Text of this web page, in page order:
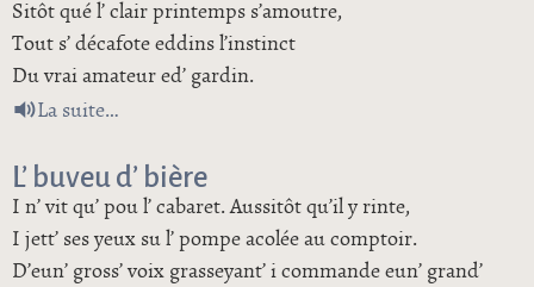
Sitôt qué l’ clair printemps s’amoutre,
Tout s’ décafote eddins l’instinct
Du vrai amateur ed’ gardin.
La suitede L’ canchon des brouettes
L’ buveu d’ bière
I n’ vit qu’ pou l’ cabaret. Aussitôt qu’il y rinte,
I jett’ ses yeux su l’ pompe acolée au comptoir.
D’eun’ gross’ voix grasseyant’ i commande eun’ grand’